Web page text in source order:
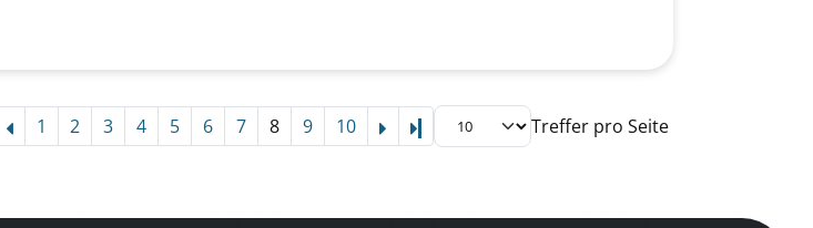
1 2 3 4 5 6 7 8 9 10 Letzte Seite Treffer pro Seite